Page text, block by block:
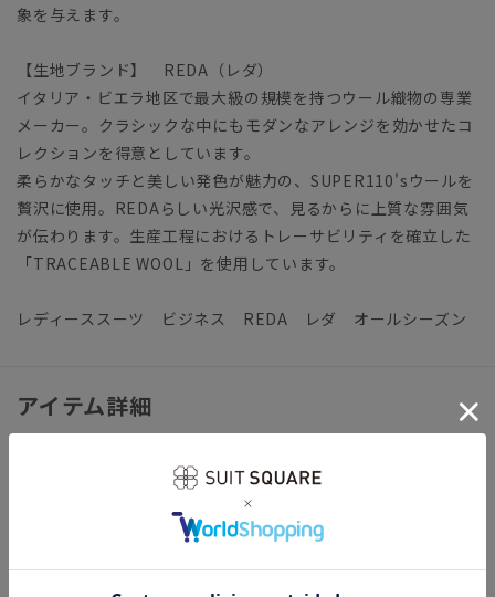
象を与えます。
【生地ブランド】 REDA（レダ）
イタリア・ビエラ地区で最大級の規模を持つウール織物の専業
メーカー。クラシックな中にもモダンなアレンジを効かせたコ
レクションを得意としています。
柔らかなタッチと美しい発色が魅力の、SUPER110'sウールを
贅沢に使用。REDAらしい光沢感で、見るからに上質な雰囲気
が伝わります。生産工程におけるトレーサビリティを確立した
「TRACEABLE WOOL」を使用しています。
レディーススーツ ビジネス REDA レダ オールシーズン
アイテム詳細
ジャケット：BT4612J1-MD パンツ：BT4612P1-MD
【仕様】バックファスナー／タイト／バックスリット／裏地
【洗濯表示】ドライオンリー